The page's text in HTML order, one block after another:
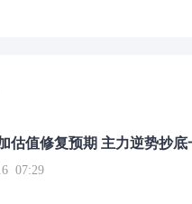
估值修复预期 主力逆势抄
07:29